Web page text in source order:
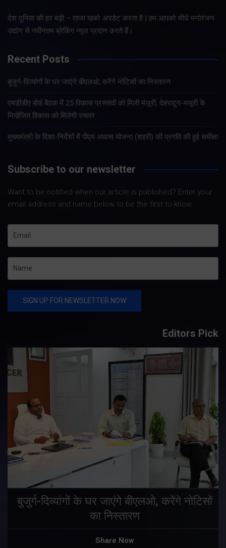
देश दुनिया की हर बड़ी – ताजा खबरे अपडेट करता है | हम आपको सीधे मनोरंजन
उद्योग से नवीनतम ब्रेकिंग न्यूज प्रदान करते हैं।
Recent Posts
बुजुर्ग-दिव्यांगों के घर जाएंगे बीएलओ, करेंगे नोटिसों का निस्तारण
एमडीडीए बोर्ड बैठक में 25 विकास प्रस्तावों को मिली मंजूरी, देहरादून-मसूरी के
नियोजित विकास को मिलेगी रफ्तार
मुख्यमंत्री के दिशा-निर्देशों में पीएम आवास योजना (शहरी) की प्रगति की हुई समीक्षा
Subscribe to our newsletter
Want to be notified when our article is published? Enter your
email address and name below to be the first to know.
Editors Pick
एमडीडीए बोर्ड बैठक में 25 विकास प्रस्तावों को
मिली मंजूरी, देहरादून-मसूरी के नियोजित विकास
को मिलेगी रफ्तार